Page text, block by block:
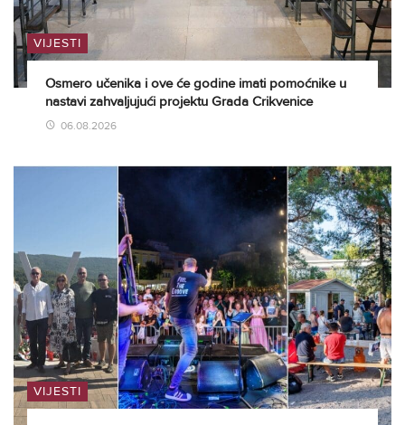
VIJESTI
Osmero učenika i ove će godine imati pomoćnike u
nastavi zahvaljujući projektu Grada Crikvenice
06.08.2026
VIJESTI